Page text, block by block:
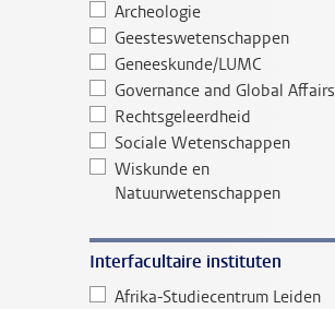
Archeologie
Geesteswetenschappen
Geneeskunde/LUMC
Governance and Global Affairs
Rechtsgeleerdheid
Sociale Wetenschappen
Wiskunde en
Natuurwetenschappen
Interfacultaire instituten
Afrika-Studiecentrum Leiden